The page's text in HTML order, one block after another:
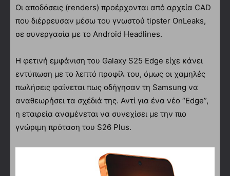
Οι αποδόσεις (renders) προέρχονται από αρχεία CAD
που διέρρευσαν μέσω του γνωστού tipster OnLeaks,
σε συνεργασία με το Android Headlines.
Η φετινή εμφάνιση του Galaxy S25 Edge είχε κάνει
εντύπωση με το λεπτό προφίλ του, όμως οι χαμηλές
πωλήσεις φαίνεται πως οδήγησαν τη Samsung να
αναθεωρήσει τα σχέδιά της. Αντί για ένα νέο “Edge”,
η εταιρεία αναμένεται να συνεχίσει με την πιο
γνώριμη πρόταση του S26 Plus.